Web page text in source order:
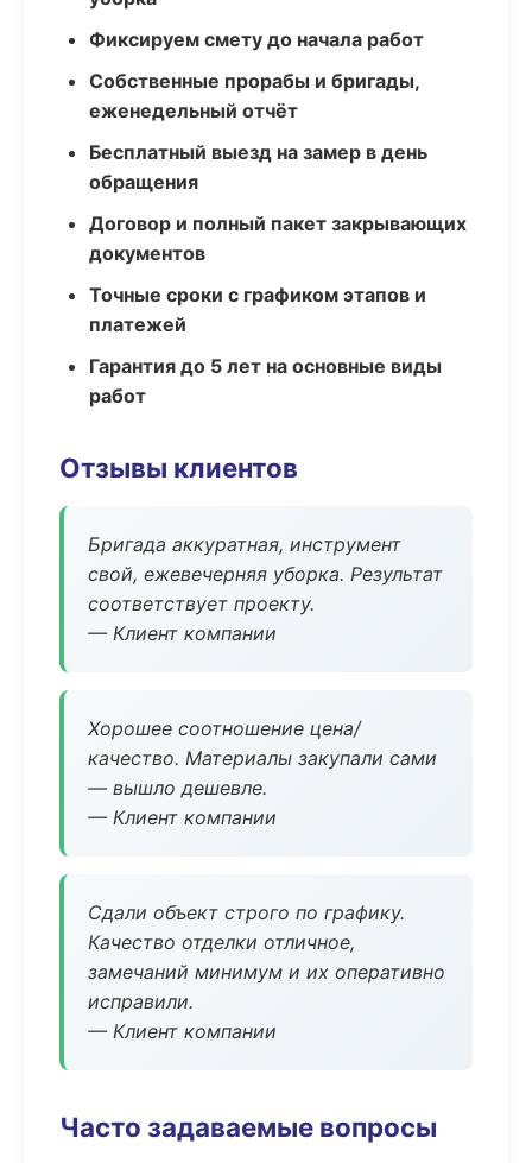
Фиксируем смету до начала работ
Собственные прорабы и бригады,
еженедельный отчёт
Бесплатный выезд на замер в день
обращения
Договор и полный пакет закрывающих
документов
Точные сроки с графиком этапов и
платежей
Гарантия до 5 лет на основные виды
работ
Отзывы клиентов
Бригада аккуратная, инструмент
свой, ежевечерняя уборка. Результат
соответствует проекту.
— Клиент компании
Хорошее соотношение цена/
качество. Материалы закупали сами
— вышло дешевле.
— Клиент компании
Сдали объект строго по графику.
Качество отделки отличное,
замечаний минимум и их оперативно
исправили.
— Клиент компании
Часто задаваемые вопросы